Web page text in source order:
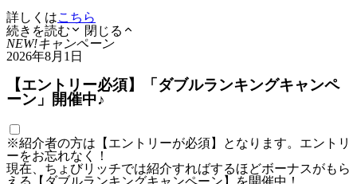
詳しくはこちら
続きを読む
閉じる
NEW!キャンペーン
2026年8月1日
【エントリー必須】「ダブルランキングキャンペ
ーン」開催中♪
※紹介者の方は【エントリーが必須】となります。エントリ
ーをお忘れなく！
現在、ちょびリッチでは紹介すればするほどボーナスがもら
える【ダブルランキングキャンペーン】を開催中！